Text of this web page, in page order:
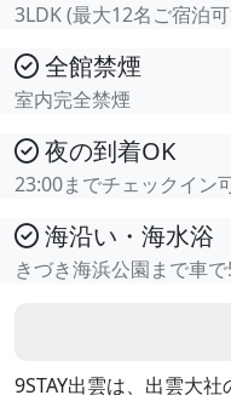
3LDK (最大12名ご宿泊
全館禁煙
室内完全禁煙
夜の到着OK
23:00までチェックイン
海沿い・海水浴
きづき海浜公園まで車
9STAY出雲は、出雲大